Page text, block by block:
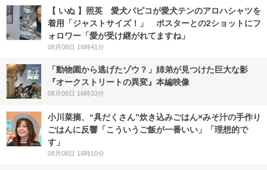
【 いぬ 】照英 愛犬パピコが愛犬テンのアロハシャツを
着用「ジャストサイズ！」 ポスターとの2ショットにフ
ォロワー「愛が受け継がれてますね」
08月08日 16時41分
「動物園から逃げたゾウ？」姉弟が見つけた巨大な影
『オークストリートの異変』本編映像
08月08日 16時33分
小川菜摘、“具だくさん”炊き込みごはん×みそ汁の手作り
ごはんに反響「こういうご飯が一番いい」「理想的で
す」
08月08日 16時10分